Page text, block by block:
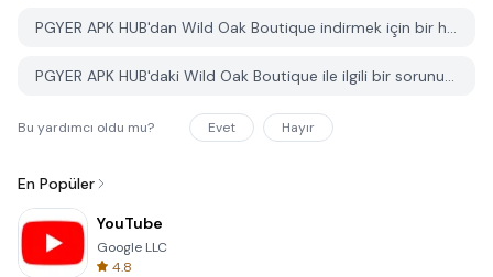
PGYER APK HUB'dan Wild Oak Boutique indirmek için bir hesaba ihtiyacım var mı?
PGYER APK HUB'daki Wild Oak Boutique ile ilgili bir sorunu nasıl bildirebilirim?
Bu yardımcı oldu mu? Evet Hayır
En Popüler
YouTube
Google LLC
4.8